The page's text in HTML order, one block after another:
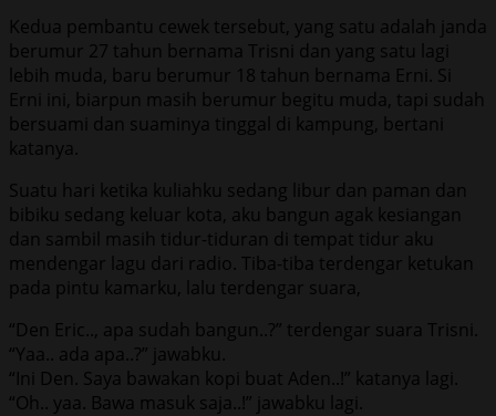
Kedua pembantu cewek tersebut, yang satu adalah janda
berumur 27 tahun bernama Trisni dan yang satu lagi
lebih muda, baru berumur 18 tahun bernama Erni. Si
Erni ini, biarpun masih berumur begitu muda, tapi sudah
bersuami dan suaminya tinggal di kampung, bertani
katanya.
Suatu hari ketika kuliahku sedang libur dan paman dan
bibiku sedang keluar kota, aku bangun agak kesiangan
dan sambil masih tidur-tiduran di tempat tidur aku
mendengar lagu dari radio. Tiba-tiba terdengar ketukan
pada pintu kamarku, lalu terdengar suara,
“Den Eric.., apa sudah bangun..?” terdengar suara Trisni.
“Yaa.. ada apa..?” jawabku.
“Ini Den. Saya bawakan kopi buat Aden..!” katanya lagi.
“Oh.. yaa. Bawa masuk saja..!” jawabku lagi.